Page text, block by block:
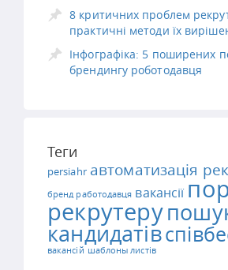
8 критичних проблем
практичні методи їх
Інфографіка: 5 поширених
брендингу роботодавця
Теги
persiahr автоматизація
бренд работодавця вакансії
рекрутеру
кандидатів
вакансій шаблоны листів